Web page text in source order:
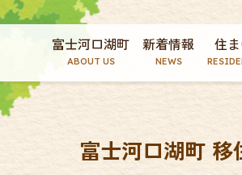
富士河口湖町
ABOUT US
新着情報
NEWS
住
富士河口湖町 移